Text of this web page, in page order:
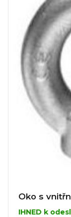
Oko s
IHNED k